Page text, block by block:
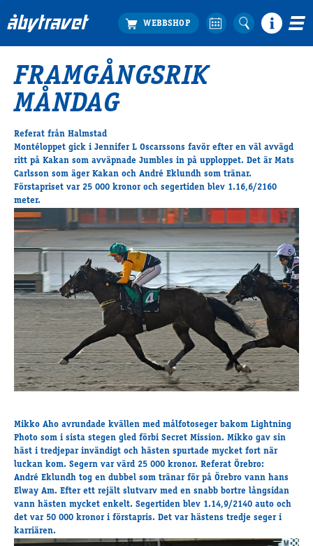
Köp biljett
Travprogrammet
Bra att veta
Restauranger
Catering by Lyon
Hotell nära oss
Nybörjar­guide
Presentkort
Tävlingsdagar
FAQ
Travkonferens
Exponering & värdskap
Aktiviteter
Tävling
Tävlingsserier
Träning och provlopp
Aktiva
Månadens hästägare 2026
Månadens B-tränare 2026
Euro Classic Trot
FRAMGÅNGSRIK
MÅNDAG
Referat från Halmstad
Montéloppet gick i Jennifer L Oscarssons favör efter en väl avvägd
ritt på Kakansom avväpnade Jumbles in på upploppet. Det är Mats
Carlsson som äger Kakan och André Eklundh som tränar.
Förstapriset var 25 000 kronor och segertiden blev 1.16,6/2160
meter.
Mikko Aho avrundade kvällen med målfotoseger bakom Lightning
Photosom i sista stegen gled förbi Secret Mission. Mikko gav sin
häst i tredjepar invändigt och hästen spurtade mycket fort när
luckan kom. Segern var värd 25 000 kronor. Referat Örebro:
André Eklundh tog en dubbel som tränar för på Örebro vann hans
Elway Am. Efter ett rejält slutvarv med en snabb bortre långsidan
vann hästen mycket enkelt. Segertiden blev 1.14,9/2140 auto och
det var 50 000 kronor i förstapris. Det var hästens tredje seger i
karriären.